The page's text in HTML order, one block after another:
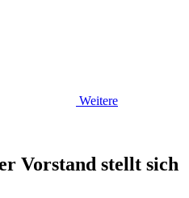
Weitere
Vorstand stellt sich